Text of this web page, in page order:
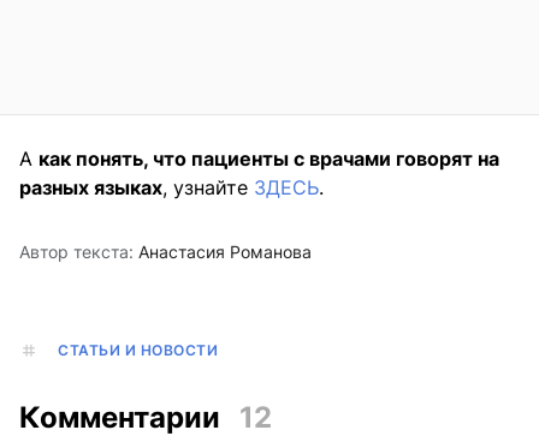
А как понять, что пациенты с врачами говорят на
разных языках, узнайте ЗДЕСЬ.
Автор текста: Анастасия Романова
СТАТЬИ И НОВОСТИ
Комментарии 12